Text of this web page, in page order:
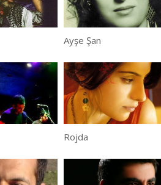
Ayşe Şan
Rojda